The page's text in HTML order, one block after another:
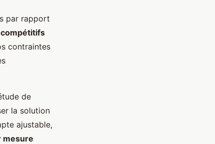
par rapport
contraintes
de
la solution
ajustable,
mesure